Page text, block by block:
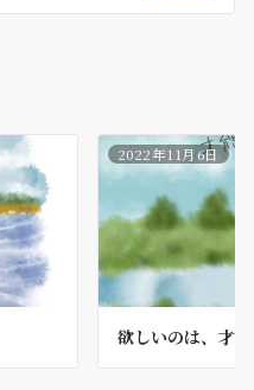
2022年11月6日
欲しいのは、才